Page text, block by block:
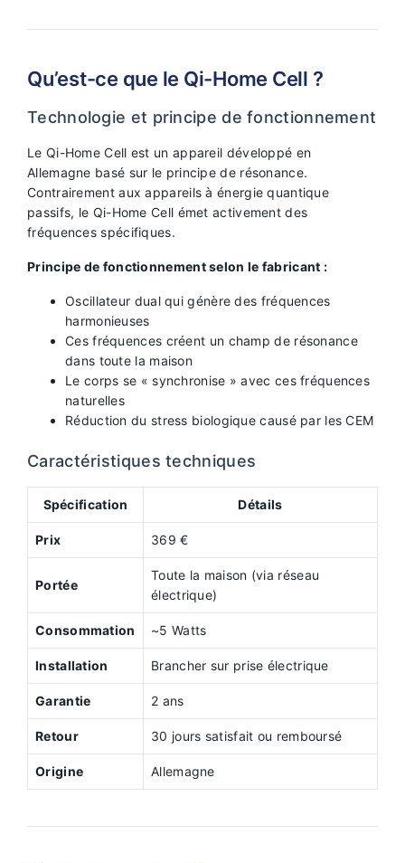
Qu’est-ce que le Qi-Home Cell ?
Technologie et principe de fonctionnement
Le Qi-Home Cell est un appareil développé en
Allemagne basé sur le principe de résonance.
Contrairement aux appareils à énergie quantique
passifs, le Qi-Home Cell émet activement des
fréquences spécifiques.
Principe de fonctionnement selon le fabricant :
Oscillateur dual qui génère des fréquences
harmonieuses
Ces fréquences créent un champ de résonance
dans toute la maison
Le corps se « synchronise » avec ces fréquences
naturelles
Réduction du stress biologique causé par les CEM
Caractéristiques techniques
Spécification Détails
Prix 369 €
Portée
Toute la maison (via réseau
électrique)
Consommation ~5 Watts
Installation Brancher sur prise électrique
Garantie 2 ans
Retour 30 jours satisfait ou remboursé
Origine Allemagne